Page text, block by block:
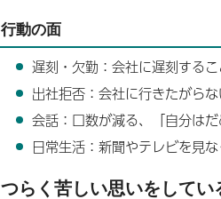
行動の面
遅刻・欠勤：会社に遅刻する
出社拒否：会社に行きたがらな
会話：口数が減る、「自分は
日常生活：新聞やテレビを見
つらく苦しい思いをしてい